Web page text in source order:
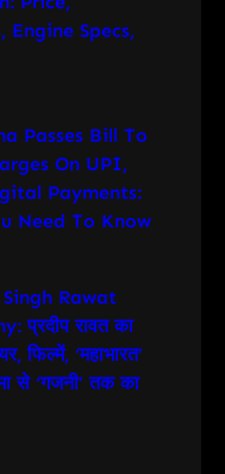
Engine Specs,
Passes Bill To
On UPI,
Payments:
Need To Know
Rawat
प्रदीप रावत का
फिल्में, ‘महाभारत’
से ‘गजनी’ तक का